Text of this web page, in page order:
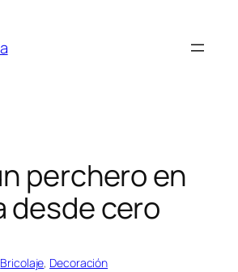
perchero en
desde cero
Bricolaje, Decoración